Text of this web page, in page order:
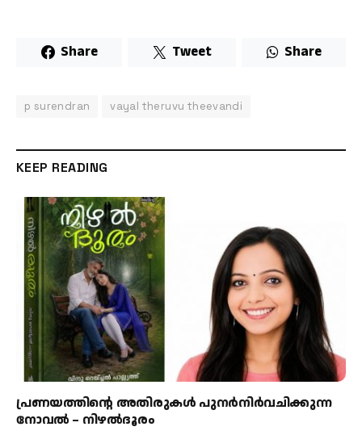
Share Tweet Share
p surendran vayal theruvu theevandi
KEEP READING
പ്രണയത്തിന്റെ അതിരുകൾ പുനർനിർവചിക്കുന്ന
നോവൽ – നിഴൽദൂരം